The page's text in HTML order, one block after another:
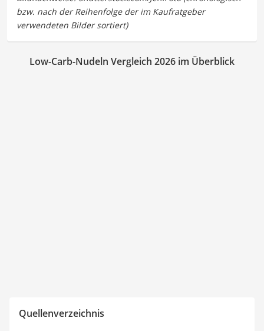
Low-Carb-Nudeln Vergleich 2026 im Überblick
Quellenverzeichnis